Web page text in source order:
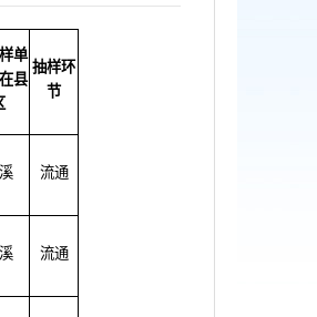
单
县
抽样环
节
流通
流通